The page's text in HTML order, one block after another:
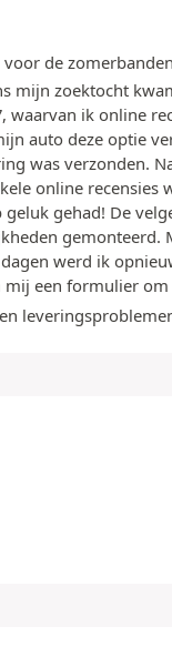
de
mijn zoektocht
waarvan ik online
auto deze optie
was verzonden.
online
gehad! De
werd ik
een formulier